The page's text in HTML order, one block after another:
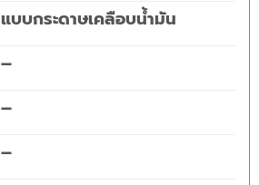
แบบกระดาษเคลือบน้ำมัน
–
–
–